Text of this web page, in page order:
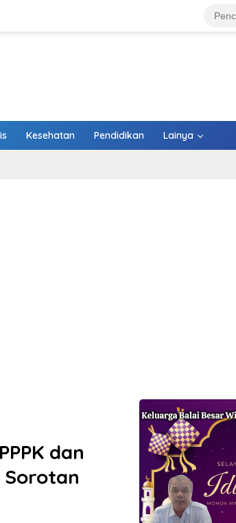
Kesehatan Pendidikan Lainya
dan
Sorotan